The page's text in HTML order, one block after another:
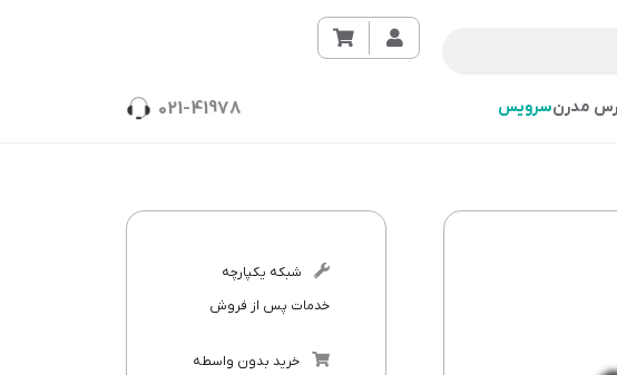
مدرنسرویس 021-41978
شبکه یکپارچه
خدمات پس از فروش
خرید بدون واسطه